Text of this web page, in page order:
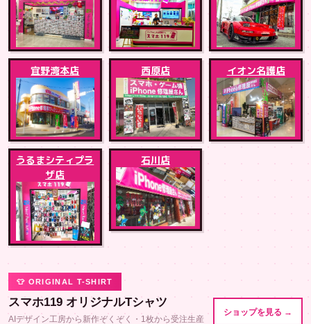
宜野湾本店 西原店 イオン名護店
うるまシティプラ
ザ店
石川店
👕 ORIGINAL T-SHIRT
スマホ119 オリジナルTシャツ
AIデザイン工房から新作ぞくぞく・1枚から受注生産
ショップを見る →